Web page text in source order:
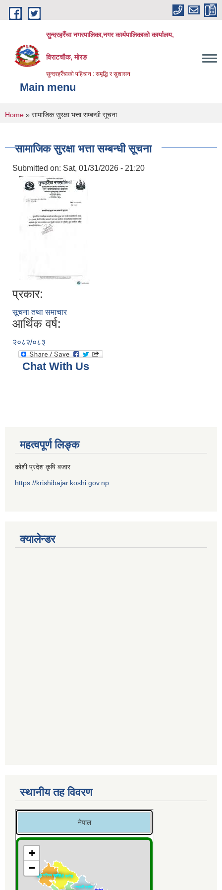
Skip to main content
सुन्दरहरैँचा नगरपालिका,नगर कार्यपालिकाको कार्यालय,
विराटचौक, मोरङ
सुन्दरहरैँचाको पहिचान : समृद्धि र सुशासन
Main menu
You are here
Home » सामाजिक सुरक्षा भत्ता सम्बन्धी सूचना
सामाजिक सुरक्षा भत्ता सम्बन्धी सूचना
Submitted on: Sat, 01/31/2026 - 21:20
प्रकार:
सूचना तथा समाचार
आर्थिक वर्ष:
२०८२/०८३
Chat With Us
महत्वपूर्ण लिङ्क
कोशी प्रदेश कृषि बजार
https://krishibajar.koshi.gov.np
क्यालेन्डर
स्थानीय तह विवरण